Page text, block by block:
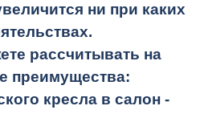
ни при каких
рассчитывать на
преимущества:
кресла в салон -